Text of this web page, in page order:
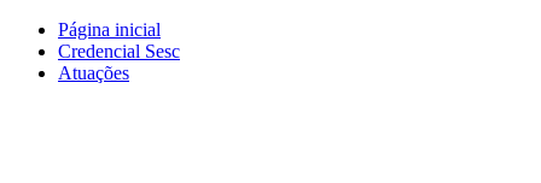
Página inicial
Credencial Sesc
Atuações